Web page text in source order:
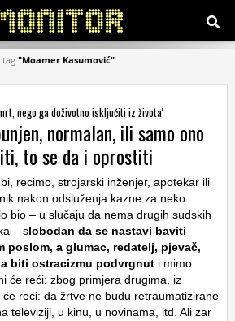
tag "Moamer Kasumović"
nego ga doživotno isključiti iz života'
normalan, ili samo ono
to se da i oprostiti
recimo, strojarski inženjer, apotekar ili
nakon odsluženja kazne za neko
bio – u slučaju da nema drugih sudskih
– slobodan da se nastavi baviti
poslom, a glumac, redatelj, pjevač,
biti ostracizmu podvrgnut i mimo
će reći: zbog primjera drugima, iz
reći: da žrtve ne budu retraumatizirane
televiziji, u kinu, u novinama, itd. Ali zar